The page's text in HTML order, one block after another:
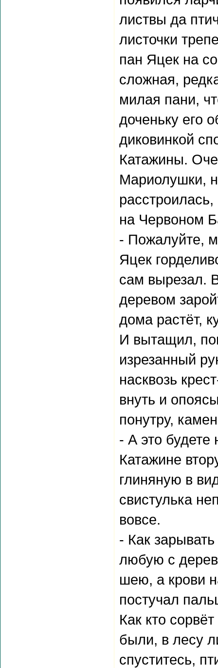
листвы да
листочки
пан Яцек на
сложная,
милая пани,
доченьку его
диковинкой
Катажины.
Мариолушки,
на Червоном
- Пожалуйте,
Яцек
сам вырезал.
деревом
дома растёт,
И вытащил,
изрезанный
насквозь
внуть и
понутру,
- А это будете
Катажине
глиняную в
свистулька
вовсе.
- Как
любую с
шею, а крови
постучал
Как кто
были, в лесу
спуститесь,